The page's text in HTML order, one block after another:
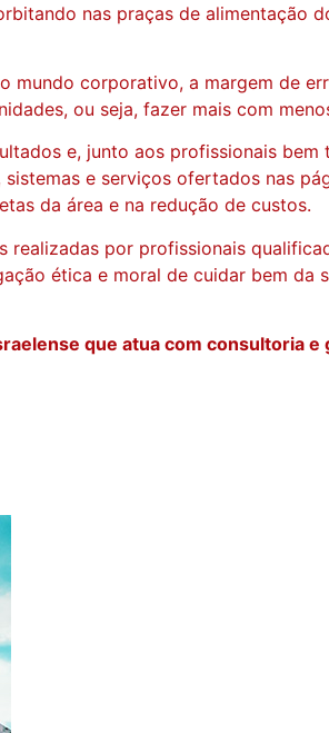
nas praças de alimentação
mundo corporativo, a margem de
ou seja, fazer mais com
e, junto aos profissionais
e serviços ofertados nas
da área e na redução de custos.
por profissionais
ética e moral de cuidar bem da
que atua com consultoria